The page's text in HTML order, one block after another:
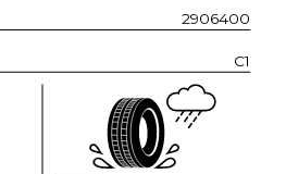
2906400
C1